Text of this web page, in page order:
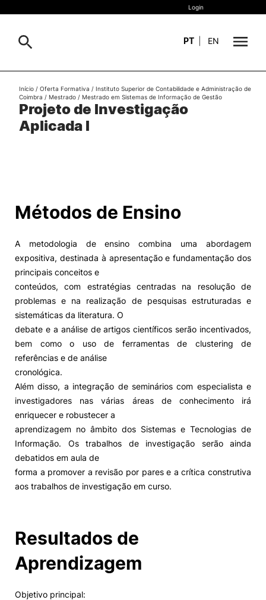
Sobre
Estudar
II&D e Empresas
Ação Social
Alumni
Projetos PRR
Magazine
Eventos
Europeia Política de Privacidade e Cookies
Sugestões,
Login
PT EN
Pesquisa
Projeto de Investigação
Aplicada I
Início / Oferta Formativa / Instituto Superior de Contabilidade e Administração de
Coimbra / Mestrado / Mestrado em Sistemas de Informação de Gestão
Métodos de Ensino
A metodologia de ensino combina uma abordagem
expositiva, destinada à apresentação e fundamentação dos
principais conceitos e
conteúdos, com estratégias centradas na resolução de
problemas e na realização de pesquisas estruturadas e
sistemáticas da literatura. O
debate e a análise de artigos científicos serão incentivados,
bem como o uso de ferramentas de clustering de
referências e de análise
cronológica.
Além disso, a integração de seminários com especialista e
investigadores nas várias áreas de conhecimento irá
enriquecer e robustecer a
aprendizagem no âmbito dos Sistemas e Tecnologias de
Informação. Os trabalhos de investigação serão ainda
debatidos em aula de
forma a promover a revisão por pares e a crítica construtiva
aos trabalhos de investigação em curso.
Resultados de
Aprendizagem
Objetivo principal: